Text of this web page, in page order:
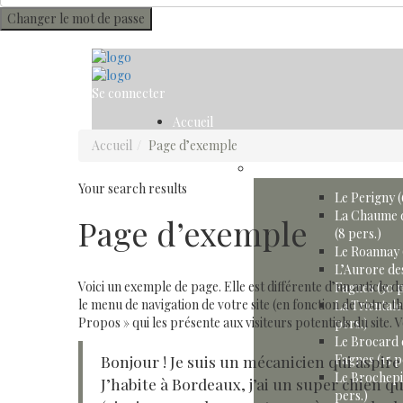
Changer le mot de passe
Se connecter
Accueil
Gîtes
Le Perigny
La Chaume
(8 pers.)
Le
L’Aurore
Fagnes (30
La
pers.)
Le Brocard
Fagnes (15
Le
pers.)
Accueil Page d’exemple
Your search results
Page d’exemple
Voici un exemple de page. Elle est différente d’un article
le menu de navigation de votre site (en fonction de votre
Propos » qui les présente aux visiteurs potentiels du site.
Bonjour ! Je suis un mécanicien qui
J’habite à Bordeaux, j’ai un super chien